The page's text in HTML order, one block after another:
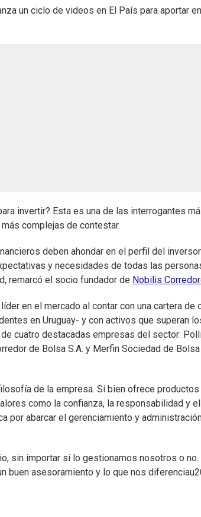
un ciclo de videos en El País para aportar
invertir? Esta es una de las interrogantes
complejas de contestar.
deben ahondar en el perfil del
y necesidades de todas las
remarcó el socio fundador de Nobilis
en el mercado al contar con una cartera de
en Uruguay- y con activos que superan
cuatro destacadas empresas del sector:
de Bolsa S.A. y Merfin Sociedad de
de la empresa. Si bien ofrece
como la confianza, la responsabilidad y
por abarcar el gerenciamiento y
sin importar si lo gestionamos nosotros o
buen asesoramiento y lo que nos